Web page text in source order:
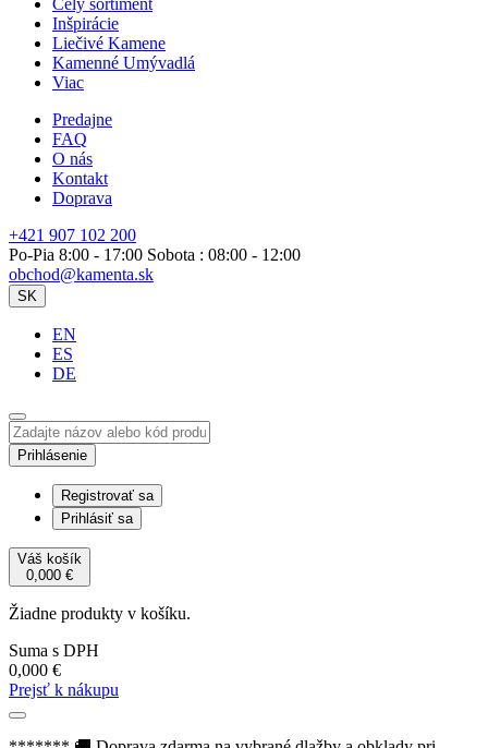
Celý sortiment
Inšpirácie
Liečivé Kamene
Kamenné Umývadlá
Viac
Predajne
FAQ
O nás
Kontakt
Doprava
+421 907 102 200
Po-Pia 8:00 - 17:00 Sobota : 08:00 - 12:00
obchod@kamenta.sk
SK
EN
ES
DE
Prihlásenie
Registrovať sa
Prihlásiť sa
Váš košík
0,000 €
Žiadne produkty v košíku.
Suma s DPH
0,000 €
Prejsť k nákupu